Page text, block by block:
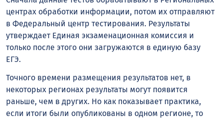
центрах обработки информации, потом их отправляют
в Федеральный центр тестирования. Результаты
утверждает Единая экзаменационная комиссия и
только после этого они загружаются в единую базу
ЕГЭ.
Точного времени размещения результатов нет, в
некоторых регионах результаты могут появится
раньше, чем в других. Но как показывает практика,
если итоги были опубликованы в одном регионе, то